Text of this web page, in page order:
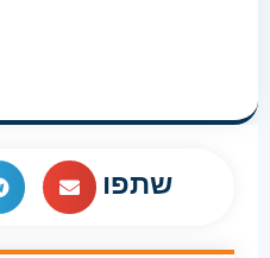
שתפו